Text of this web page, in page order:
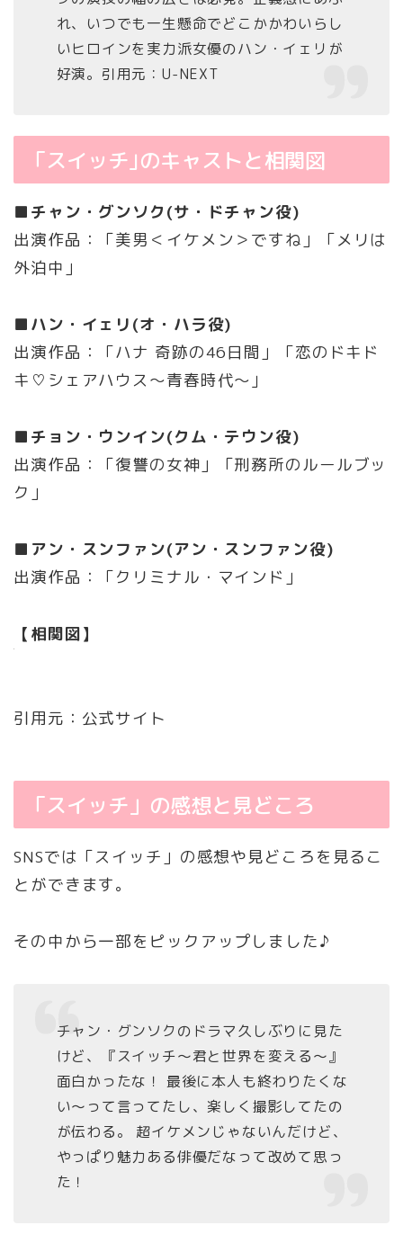
れ、いつでも一生懸命でどこかかわいらし
いヒロインを実力派女優のハン・イェリが
好演。引用元：U-NEXT
「スイッチ｣のキャストと相関図
■チャン・グンソク(サ・ドチャン役)
出演作品：「美男＜イケメン＞ですね」「メリは
外泊中」
■ハン・イェリ(オ・ハラ役)
出演作品：「ハナ 奇跡の46日間」「恋のドキド
キ♡シェアハウス～青春時代～｣
■チョン・ウンイン(クム・テウン役)
出演作品：「復讐の女神」「刑務所のルールブッ
ク」
■アン・スンファン(アン・スンファン役)
出演作品：「クリミナル・マインド」
【相関図】
引用元：公式サイト
「スイッチ」の感想と見どころ
SNSでは「スイッチ」の感想や見どころを見るこ
とができます。
その中から一部をピックアップしました♪
チャン・ グンソクのドラマ久しぶりに見た
けど、『スイッチ～君と世界を 変える～』
面白かったな！ 最後に本人も終わりたくな
い～って言ってたし、楽しく撮影してたの
が伝わる。 超イケメンじゃないんだけど、
やっぱり魅力ある俳優だなって改めて思っ
た！